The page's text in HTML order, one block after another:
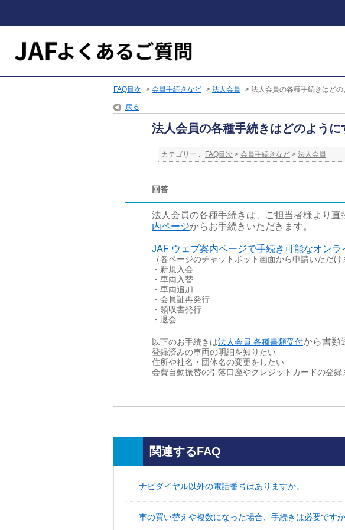
FAQ目次 > 会員手続きなど > 法人会員 > 法人会員の各種手続きはどの
戻る
法人会員の各種手続きはどのように
カテゴリー : FAQ目次 > 会員手続きなど > 法人会員
回答
法人会員の各種手続きは、ご担当者様より直
内ページからお手続きいただきます。
JAF ウェブ案内ページで手続き可能なオンラ
（各ページのチャットボット画面から申請いただけ
・新規入会
・車両入替
・車両追加
・会員証再発行
・領収書発行
・退会
以下のお手続きは法人会員 各種書類受付から書類
登録済みの車両の明細を知りたい
住所や社名・団体名の変更をしたい
会費自動振替の引落口座やクレジットカードの登録
関連するFAQ
ナビダイヤル以外の電話番号はありますか。
車の買い替えや複数になった場合、手続きは必要です